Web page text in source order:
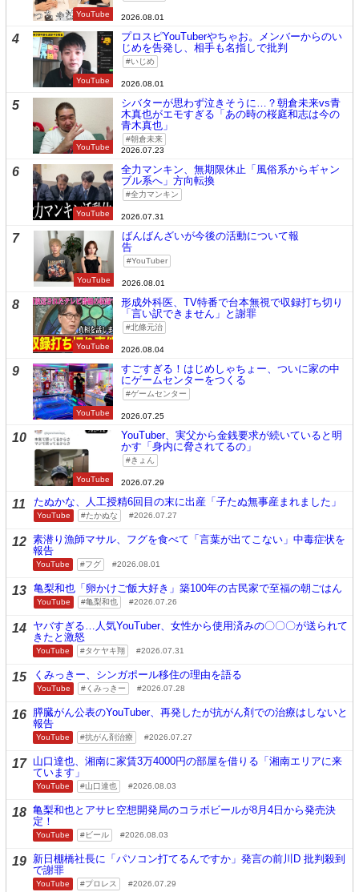
YouTube 2026.08.01
4
YouTube
プロスピYouTuberやちゃお。メンバーからのい
じめを告発し、相手も名指しで批判
いじめ
2026.08.01
5
YouTube
シバターが思わず泣きそうに…？朝倉未来vs青
木真也がエモすぎる「あの時の桜庭和志は今の
青木真也」
朝倉未来
2026.07.23
6
YouTube
全力マンキン、無期限休止「風俗系からギャン
ブル系へ」方向転換
全力マンキン
2026.07.31
7
YouTube
ばんばんざいが今後の活動について報
告
YouTuber
2026.08.01
8
YouTube
形成外科医、TV特番で台本無視で収録打ち切り
「言い訳できません」と謝罪
北條元治
2026.08.04
9
YouTube
すごすぎる！はじめしゃちょー、ついに家の中
にゲームセンターをつくる
ゲームセンター
2026.07.25
10
YouTube
YouTuber、実父から金銭要求が続いていると明
かす「身内に脅されてるの」
きょん
2026.07.29
11 たぬかな、人工授精6回目の末に出産「子たぬ無事産まれました」
YouTube たかぬな 2026.07.27
12 素潜り漁師マサル、フグを食べて「言葉が出てこない」中毒症状を
報告
YouTube フグ 2026.08.01
13 亀梨和也「卵かけご飯大好き」築100年の古民家で至福の朝ごはん
YouTube 亀梨和也 2026.07.26
14 ヤバすぎる…人気YouTuber、女性から使用済みの〇〇〇が送られて
きたと激怒
YouTube タケヤキ翔 2026.07.31
15 くみっきー、シンガポール移住の理由を語る
YouTube くみっきー 2026.07.28
16 膵臓がん公表のYouTuber、再発したが抗がん剤での治療はしないと
報告
YouTube 抗がん剤治療 2026.07.27
17 山口達也、湘南に家賃3万4000円の部屋を借りる「湘南エリアに来
ています」
YouTube 山口達也 2026.08.03
18 亀梨和也とアサヒ空想開発局のコラボビールが8月4日から発売決
定！
YouTube ビール 2026.08.03
19 新日棚橋社長に「パソコン打てるんですか」発言の前川D 批判殺到
で謝罪
YouTube プロレス 2026.07.29